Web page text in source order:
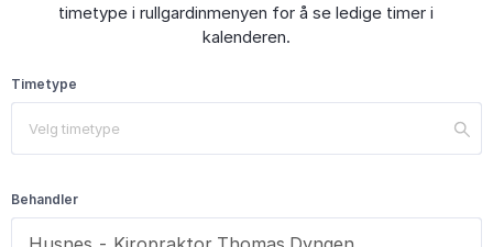
timetype i rullgardinmenyen for å se ledige timer i
kalenderen.
Timetype
Velg timetype
Behandler